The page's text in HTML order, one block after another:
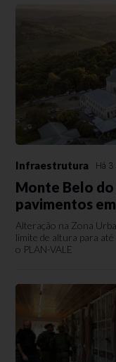
Infraestrutura Há 3
Monte Belo
pavimentos
Alteração na Zona
limite de altura para
o PLAN-VALE